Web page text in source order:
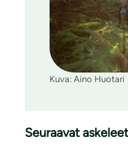
Kuva: Aino Huotari
Seuraavat askeleet